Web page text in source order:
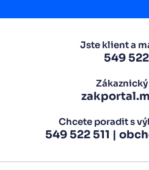
Jste klient a
549
Chcete poradit s
549 522 511 |